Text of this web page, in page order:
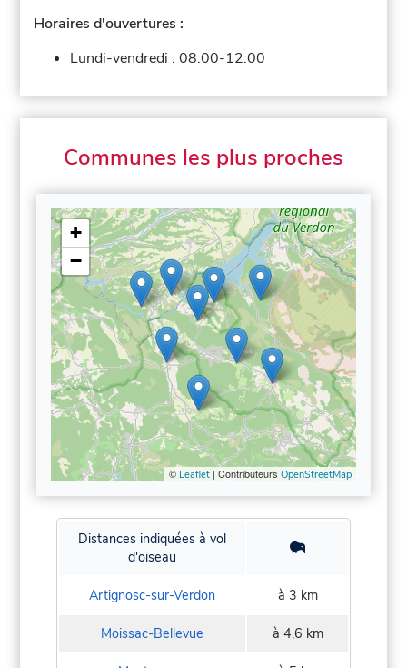
Horaires d'ouvertures :
Lundi-vendredi :08:00-12:00
Communes les plus proches
+
−
© Leaflet| Contributeurs OpenStreetMap
Distances indiquées à vol
d'oiseau
Artignosc-sur-Verdon à 3 km
Moissac-Bellevue à 4,6 km